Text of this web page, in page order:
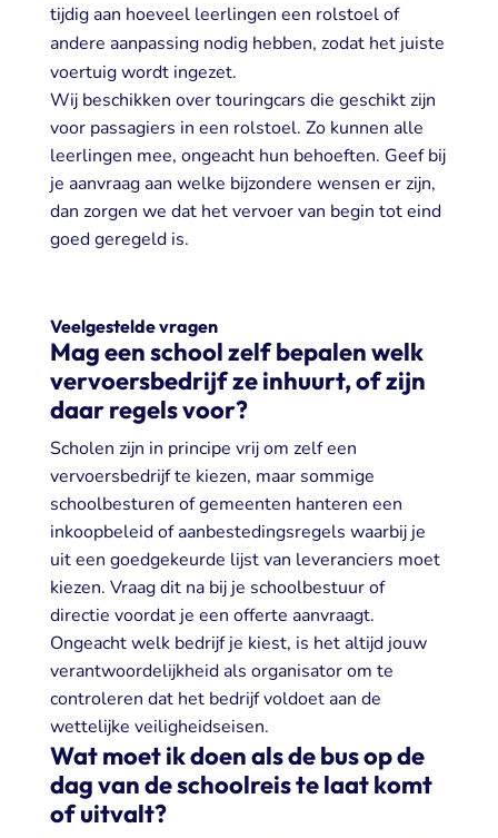
tijdig aan hoeveel leerlingen een rolstoel of
andere aanpassing nodig hebben, zodat het juiste
voertuig wordt ingezet.
Wij beschikken over touringcars die geschikt zijn
voor passagiers in een rolstoel. Zo kunnen alle
leerlingen mee, ongeacht hun behoeften. Geef bij
je aanvraag aan welke bijzondere wensen er zijn,
dan zorgen we dat het vervoer van begin tot eind
goed geregeld is.
Veelgestelde vragen
Mag een school zelf bepalen welk
vervoersbedrijf ze inhuurt, of zijn
daar regels voor?
Scholen zijn in principe vrij om zelf een
vervoersbedrijf te kiezen, maar sommige
schoolbesturen of gemeenten hanteren een
inkoopbeleid of aanbestedingsregels waarbij je
uit een goedgekeurde lijst van leveranciers moet
kiezen. Vraag dit na bij je schoolbestuur of
directie voordat je een offerte aanvraagt.
Ongeacht welk bedrijf je kiest, is het altijd jouw
verantwoordelijkheid als organisator om te
controleren dat het bedrijf voldoet aan de
wettelijke veiligheidseisen.
Wat moet ik doen als de bus op de
dag van de schoolreis te laat komt
of uitvalt?